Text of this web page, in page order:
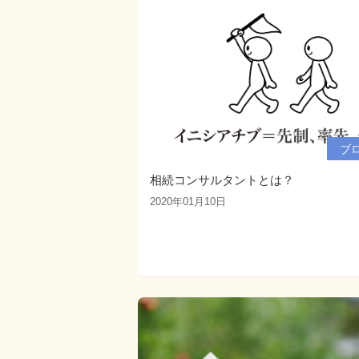
ブ
相続コンサルタントとは？
2020年01月10日